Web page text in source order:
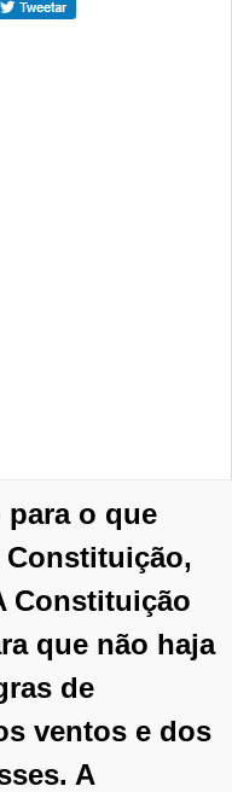
para o que
Constituição,
Constituição
que não haja
de
ventos e dos
A